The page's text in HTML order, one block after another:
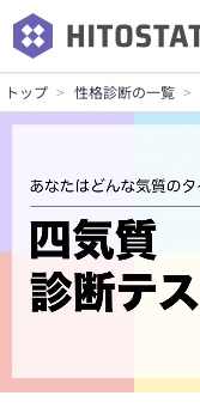
トップ 性格診断の一覧